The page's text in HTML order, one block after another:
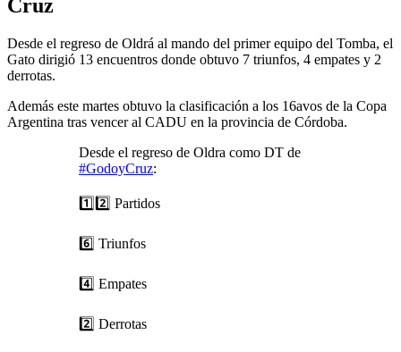
Cruz
Desde el regreso de Oldrá al mando del primer equipo del Tomba, el
Gato dirigió 13 encuentros donde obtuvo 7 triunfos, 4 empates y 2
derrotas.
Además este martes obtuvo la clasificación a los 16avos de la Copa
Argentina tras vencer al CADU en la provincia de Córdoba.
Desde el regreso de Oldra como DT de
#GodoyCruz:
1️⃣2️⃣ Partidos
6️⃣ Triunfos
4️⃣ Empates
2️⃣ Derrotas